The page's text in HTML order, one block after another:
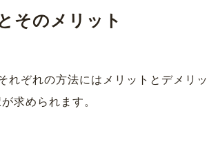
そのメリット
れぞれの方法にはメリットとデメリッ
求められます。